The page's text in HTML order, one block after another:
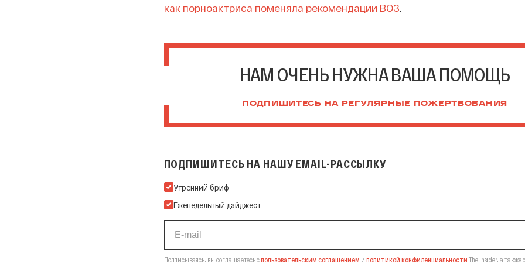
как порноактриса поменяла рекомендации ВОЗ.
НАМ ОЧЕНЬ НУЖНА ВАША ПОМОЩЬ
ПОДПИШИТЕСЬ НА РЕГУЛЯРНЫЕ ПОЖЕРТВОВАНИЯ
ПОДПИШИТЕСЬ НА НАШУ EMAIL-РАССЫЛКУ
Подпишитесь на нашу Email-рассылку
Утренний бриф
Еженедельный дайджест
Подписываясь, вы соглашаетесь спользовательским соглашением и политикой конфиденциальности The Insider, а также